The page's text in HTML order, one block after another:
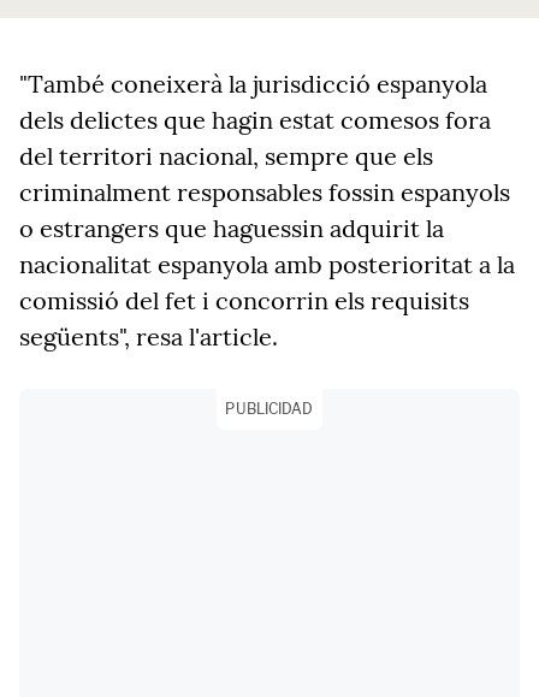
"També coneixerà la jurisdicció espanyola
dels delictes que hagin estat comesos fora
del territori nacional, sempre que els
criminalment responsables fossin espanyols
o estrangers que haguessin adquirit la
nacionalitat espanyola amb posterioritat a la
comissió del fet i concorrin els requisits
següents", resa l'article.
PUBLICIDAD